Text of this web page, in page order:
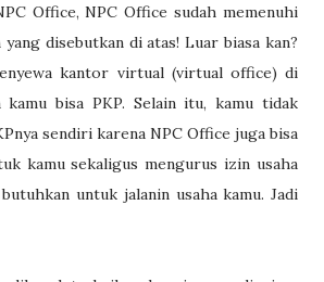
Office, NPC Office sudah memenuhi
disebutkan di atas! Luar biasa kan?
kantor virtual (virtual office) di
kamu bisa PKP. Selain itu, kamu tidak
sendiri karena NPC Office juga bisa
kamu sekaligus mengurus izin usaha
untuk jalanin usaha kamu. Jadi